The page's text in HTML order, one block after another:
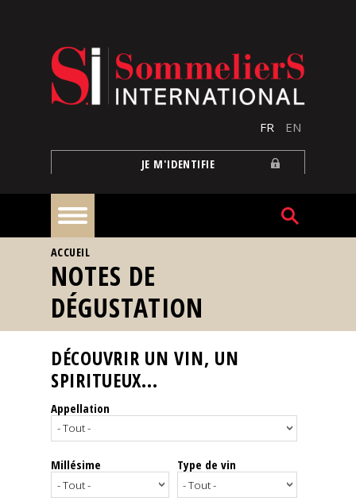
FR EN
JE M'IDENTIFIE
À
la
une
Reportages
Nos
Spiritueux
Notes
VOUS ÊTES ICI
ACCUEIL
NOTES DE
DÉGUSTATION
DÉCOUVRIR UN VIN, UN
SPIRITUEUX...
Appellation
Millésime Type de vin